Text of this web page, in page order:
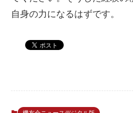
自身の力になるはずです。